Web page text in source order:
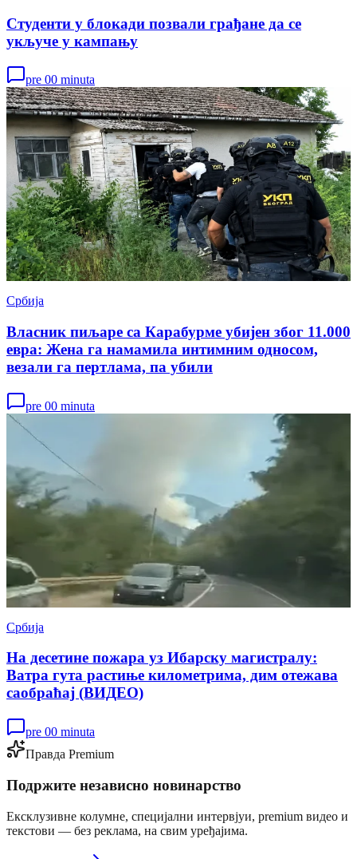
Студенти у блокади позвали грађане да се
укључе у кампању
pre 00 minuta
Србија
Власник пиљаре са Карабурме убијен због 11.000
евра: Жена га намамила интимним односом,
везали га пертлама, па убили
pre 00 minuta
Србија
На десетине пожара уз Ибарску магистралу:
Ватра гута растиње километрима, дим отежава
саобраћај (ВИДЕО)
pre 00 minuta
Правда Premium
Подржите независно новинарство
Ексклузивне колумне, специјални интервјуи, premium видео и
текстови — без реклама, на свим уређајима.